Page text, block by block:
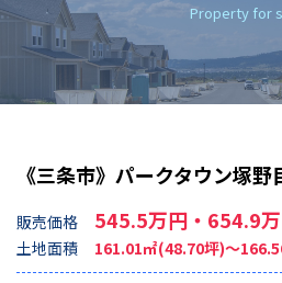
Property for
《三条市》パークタウン塚野
販売価格 545.5万円・654.9
土地面積 161.01㎡(48.70坪)～